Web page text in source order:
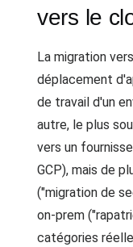
vers le
La migration
déplacement
de travail d'un
autre, le plus
vers un
GCP), mais de
("migration de
on-prem
catégories